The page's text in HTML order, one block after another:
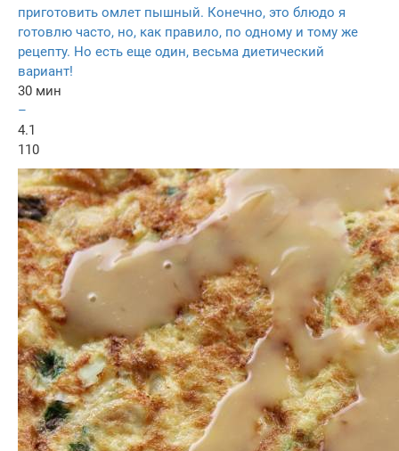
приготовить омлет пышный. Конечно, это блюдо я
готовлю часто, но, как правило, по одному и тому же
рецепту. Но есть еще один, весьма диетический
вариант!
30 мин
–
4.1
110